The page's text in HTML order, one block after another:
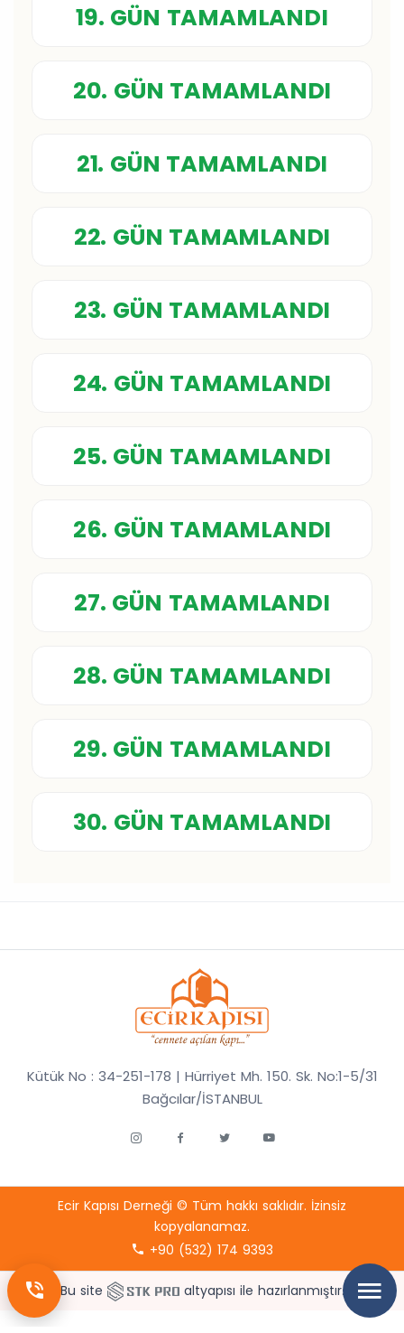
19. GÜN TAMAMLANDI
20. GÜN TAMAMLANDI
21. GÜN TAMAMLANDI
22. GÜN TAMAMLANDI
23. GÜN TAMAMLANDI
24. GÜN TAMAMLANDI
25. GÜN TAMAMLANDI
26. GÜN TAMAMLANDI
27. GÜN TAMAMLANDI
28. GÜN TAMAMLANDI
29. GÜN TAMAMLANDI
30. GÜN TAMAMLANDI
Kütük No : 34-251-178 | Hürriyet Mh. 150. Sk. No:1-5/31
Bağcılar/İSTANBUL
Ecir Kapısı Derneği © Tüm hakkı saklıdır. İzinsiz
kopyalanamaz.
+90 (532) 174 9393
Bu site altyapısı ile hazırlanmıştır.